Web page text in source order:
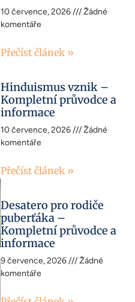
10 července, 2026
Žádné
komentáře
Přečíst článek »
Hinduismus vznik –
Kompletní průvodce a
informace
10 července, 2026
Žádné
komentáře
Přečíst článek »
Desatero pro rodiče
puberťáka –
Kompletní průvodce a
informace
9 července, 2026
Žádné
komentáře